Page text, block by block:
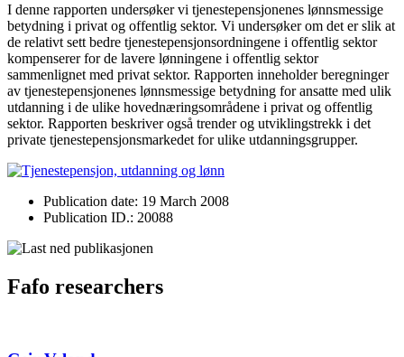
I denne rapporten undersøker vi tjenestepensjonenes lønnsmessige
betydning i privat og offentlig sektor. Vi undersøker om det er slik at
de relativt sett bedre tjenestepensjonsordningene i offentlig sektor
kompenserer for de lavere lønningene i offentlig sektor
sammenlignet med privat sektor. Rapporten inneholder beregninger
av tjenestepensjonenes lønnsmessige betydning for ansatte med ulik
utdanning i de ulike hovednæringsområdene i privat og offentlig
sektor. Rapporten beskriver også trender og utviklingstrekk i det
private tjenestepensjonsmarkedet for ulike utdanningsgrupper.
Publication date: 19 March 2008
Publication ID.: 20088
Fafo researchers